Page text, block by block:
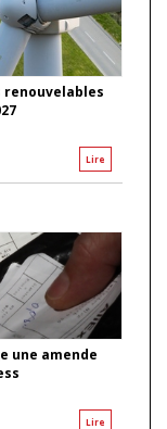
renouvelables
Lire
une amende
Lire